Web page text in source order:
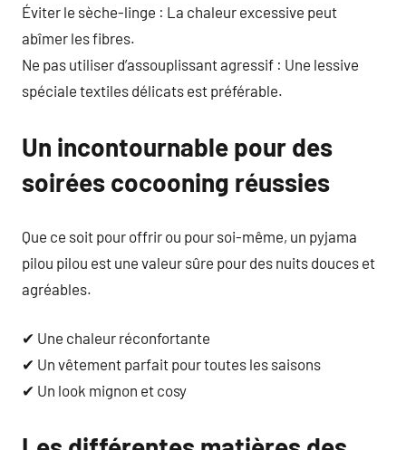
Éviter le sèche-linge : La chaleur excessive peut
abîmer les fibres.
Ne pas utiliser d’assouplissant agressif : Une lessive
spéciale textiles délicats est préférable.
Un incontournable pour des
soirées cocooning réussies
Que ce soit pour offrir ou pour soi-même, un pyjama
pilou pilou est une valeur sûre pour des nuits douces et
agréables.
✔ Une chaleur réconfortante
✔ Un vêtement parfait pour toutes les saisons
✔ Un look mignon et cosy